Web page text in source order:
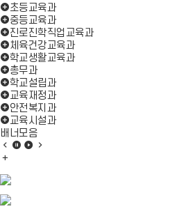
초등교육과
중등교육과
진로진학직업교육과
체육건강교육과
학교생활교육과
총무과
학교설립과
교육재정과
안전복지과
교육시설과
배너모음
배
음
이
배 배
모
음